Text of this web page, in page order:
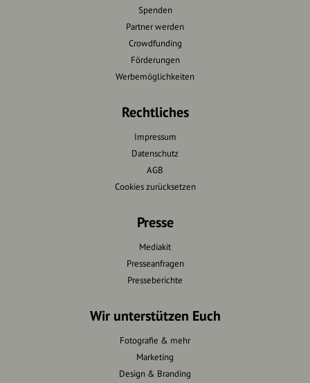
Spenden
Partner werden
Crowdfunding
Förderungen
Werbemöglichkeiten
Rechtliches
Impressum
Datenschutz
AGB
Cookies zurücksetzen
Presse
Mediakit
Presseanfragen
Presseberichte
Wir unterstützen Euch
Fotografie & mehr
Marketing
Design & Branding